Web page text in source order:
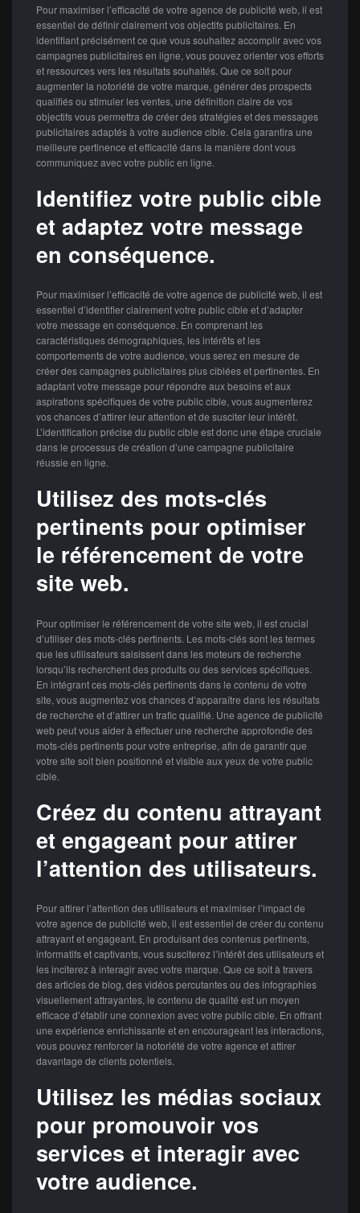
Pour maximiser l’efficacité de votre agence de publicité web, il est
essentiel de définir clairement vos objectifs publicitaires. En
identifiant précisément ce que vous souhaitez accomplir avec vos
campagnes publicitaires en ligne, vous pouvez orienter vos efforts
et ressources vers les résultats souhaités. Que ce soit pour
augmenter la notoriété de votre marque, générer des prospects
qualifiés ou stimuler les ventes, une définition claire de vos
objectifs vous permettra de créer des stratégies et des messages
publicitaires adaptés à votre audience cible. Cela garantira une
meilleure pertinence et efficacité dans la manière dont vous
communiquez avec votre public en ligne.
Identifiez votre public cible
et adaptez votre message
en conséquence.
Pour maximiser l’efficacité de votre agence de publicité web, il est
essentiel d’identifier clairement votre public cible et d’adapter
votre message en conséquence. En comprenant les
caractéristiques démographiques, les intérêts et les
comportements de votre audience, vous serez en mesure de
créer des campagnes publicitaires plus ciblées et pertinentes. En
adaptant votre message pour répondre aux besoins et aux
aspirations spécifiques de votre public cible, vous augmenterez
vos chances d’attirer leur attention et de susciter leur intérêt.
L’identification précise du public cible est donc une étape cruciale
dans le processus de création d’une campagne publicitaire
réussie en ligne.
Utilisez des mots-clés
pertinents pour optimiser
le référencement de votre
site web.
Pour optimiser le référencement de votre site web, il est crucial
d’utiliser des mots-clés pertinents. Les mots-clés sont les termes
que les utilisateurs saisissent dans les moteurs de recherche
lorsqu’ils recherchent des produits ou des services spécifiques.
En intégrant ces mots-clés pertinents dans le contenu de votre
site, vous augmentez vos chances d’apparaître dans les résultats
de recherche et d’attirer un trafic qualifié. Une agence de publicité
web peut vous aider à effectuer une recherche approfondie des
mots-clés pertinents pour votre entreprise, afin de garantir que
votre site soit bien positionné et visible aux yeux de votre public
cible.
Créez du contenu attrayant
et engageant pour attirer
l’attention des utilisateurs.
Pour attirer l’attention des utilisateurs et maximiser l’impact de
votre agence de publicité web, il est essentiel de créer du contenu
attrayant et engageant. En produisant des contenus pertinents,
informatifs et captivants, vous susciterez l’intérêt des utilisateurs et
les inciterez à interagir avec votre marque. Que ce soit à travers
des articles de blog, des vidéos percutantes ou des infographies
visuellement attrayantes, le contenu de qualité est un moyen
efficace d’établir une connexion avec votre public cible. En offrant
une expérience enrichissante et en encourageant les interactions,
vous pouvez renforcer la notoriété de votre agence et attirer
davantage de clients potentiels.
Utilisez les médias sociaux
pour promouvoir vos
services et interagir avec
votre audience.